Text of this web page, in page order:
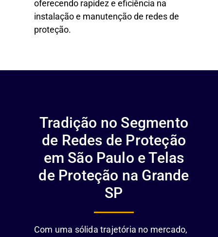
oferecendo rapidez e eficiência na
instalação e manutenção de redes de
proteção.
Tradição no Segmento
de Redes de Proteção
em São Paulo e Telas
de Proteção na Grande
SP
Com uma sólida trajetória no mercado,